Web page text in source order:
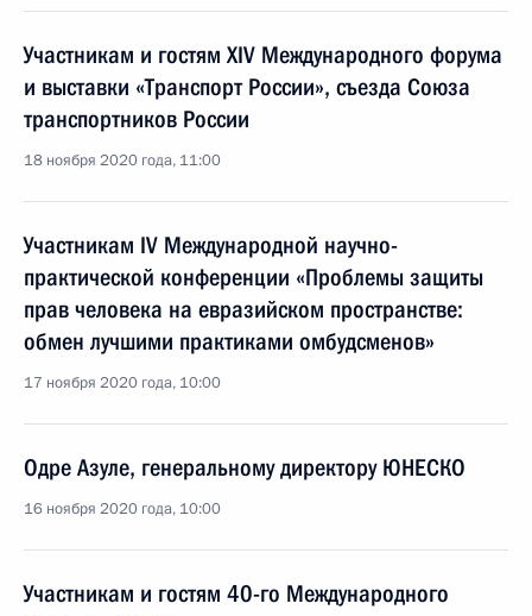
Участникам и гостям XIV Международного форума
и выставки «Транспорт России», съезда Союза
транспортников России
18 ноября 2020 года, 11:00
Участникам IV Международной научно-
практической конференции «Проблемы защиты
прав человека на евразийском пространстве:
обмен лучшими практиками омбудсменов»
17 ноября 2020 года, 10:00
Одре Азуле, генеральному директору ЮНЕСКО
16 ноября 2020 года, 10:00
Участникам и гостям 40-го Международного